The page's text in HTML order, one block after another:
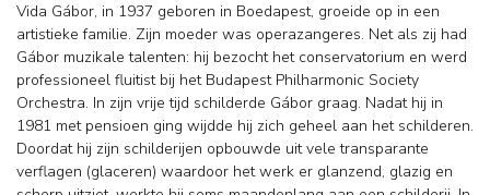
Vida Gábor, in 1937 geboren in Boedapest, groeide op in een
artistieke familie. Zijn moeder was operazangeres. Net als zij had
Gábor muzikale talenten: hij bezocht het conservatorium en werd
professioneel fluitist bij het Budapest Philharmonic Society
Orchestra. In zijn vrije tijd schilderde Gábor graag. Nadat hij in
1981 met pensioen ging wijdde hij zich geheel aan het schilderen.
Doordat hij zijn schilderijen opbouwde uit vele transparante
verflagen (glaceren) waardoor het werk er glanzend, glazig en